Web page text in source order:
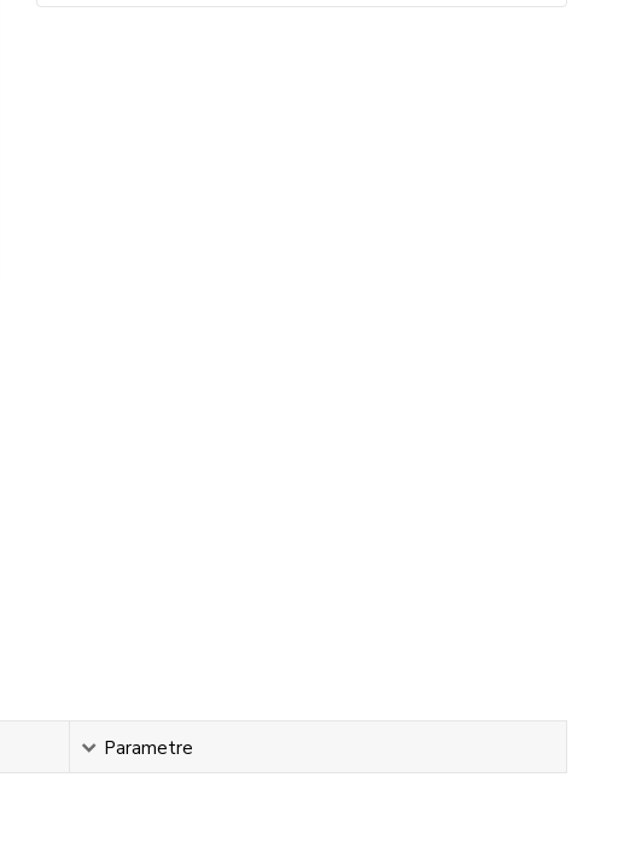
Parametre